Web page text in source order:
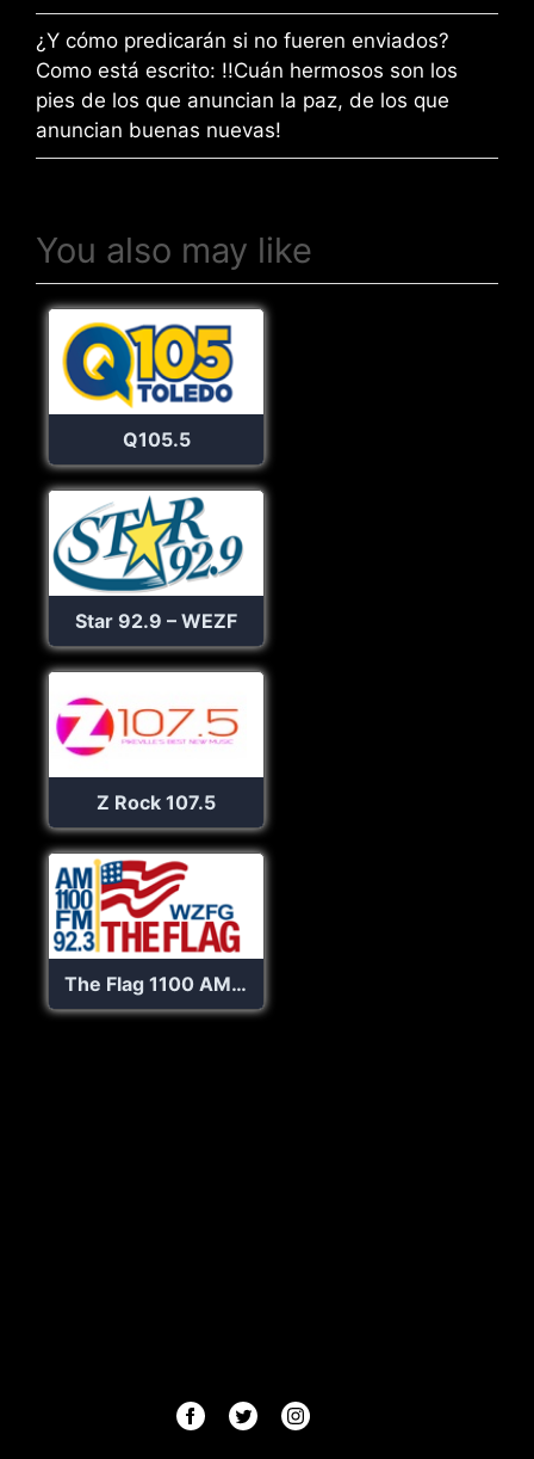
¿Y cómo predicarán si no fueren enviados?
Como está escrito: !!Cuán hermosos son los
pies de los que anuncian la paz, de los que
anuncian buenas nuevas!
You also may like
Q105.5
Star 92.9 – WEZF
Z Rock 107.5
The Flag 1100 AM – WZFG